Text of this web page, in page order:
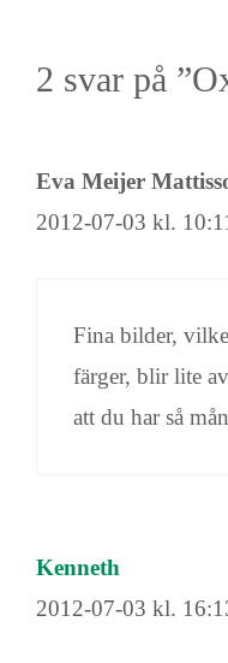
2 svar på
Eva Meijer
2012-07-03 kl.
Fina bilder,
färger, blir lite
att du har så
Kenneth
2012-07-03 kl.